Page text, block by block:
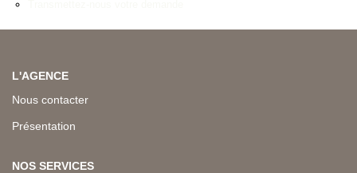
L'AGENCE
Nous contacter
Présentation
NOS SERVICES